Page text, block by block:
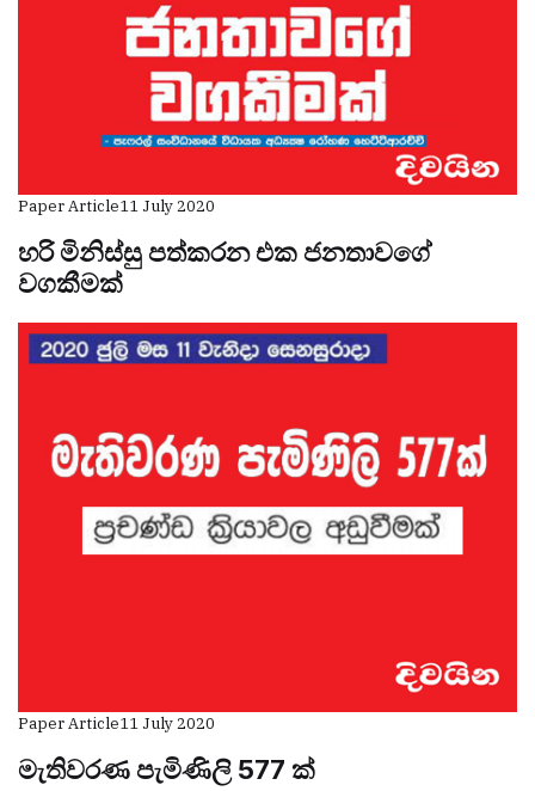
Paper Article11 July 2020
හරි මිනිස්සු පත්කරන එක ජනතාවගේ
වගකීමක්
Paper Article11 July 2020
මැතිවරණ පැමිණිලි 577 ක්